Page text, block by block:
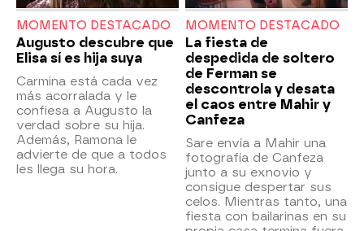
MOMENTO DESTACADO
Augusto descubre que
Elisa sí es hija suya
Carmina está cada vez
más acorralada y le
confiesa a Augusto la
verdad sobre su hija.
Además, Ramona le
advierte de que a todos
les llega su hora.
MOMENTO DESTACADO
La fiesta de
despedida de soltero
de Ferman se
descontrola y desata
el caos entre Mahir y
Canfeza
Sare envía a Mahir una
fotografía de Canfeza
junto a su exnovio y
consigue despertar sus
celos. Mientras tanto, una
fiesta con bailarinas en su